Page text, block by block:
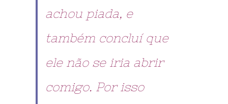
achou piada, e
também concluí que
ele não se iria abrir
comigo. Por isso